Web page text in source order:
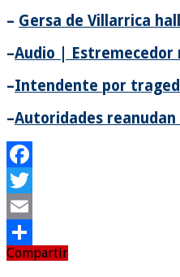
– Gersa de Villarrica
–Audio | Estremecedor
–Intendente por
–Autoridades reanudan
Facebook
Twitter
Email
Compartir
Compartir